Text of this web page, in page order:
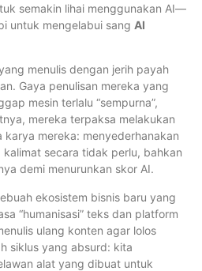
semakin lihai menggunakan AI—
untuk mengelabui sang AI
menulis dengan jerih payah
Gaya penulisan mereka yang
mesin terlalu “sempurna”,
mereka terpaksa melakukan
mereka: menyederhanakan
secara tidak perlu, bahkan
demi menurunkan skor AI.
ekosistem bisnis baru yang
“humanisasi” teks dan platform
ulang konten agar lolos
siklus yang absurd: kita
alat yang dibuat untuk